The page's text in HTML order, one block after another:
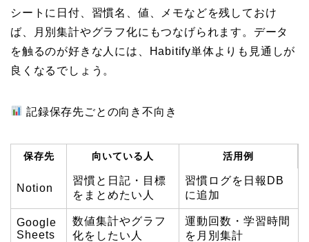
シートに日付、習慣名、値、メモなどを残しておけ
ば、月別集計やグラフ化にもつなげられます。データ
を触るのが好きな人には、Habitify単体よりも見通しが
良くなるでしょう。
記録保存先ごとの向き不向き
保存先 向いている人 活用例
Notion
習慣と日記・目標
をまとめたい人
習慣ログを日報DB
に追加
Google
Sheets
数値集計やグラフ
化をしたい人
運動回数・学習時間
を月別集計